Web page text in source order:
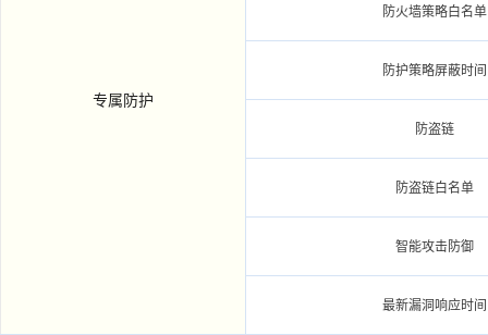
专属防护
防火墙策略白名单
防护策略屏蔽时间
防盗链
防盗链白名单
智能攻击防御
最新漏洞响应时间